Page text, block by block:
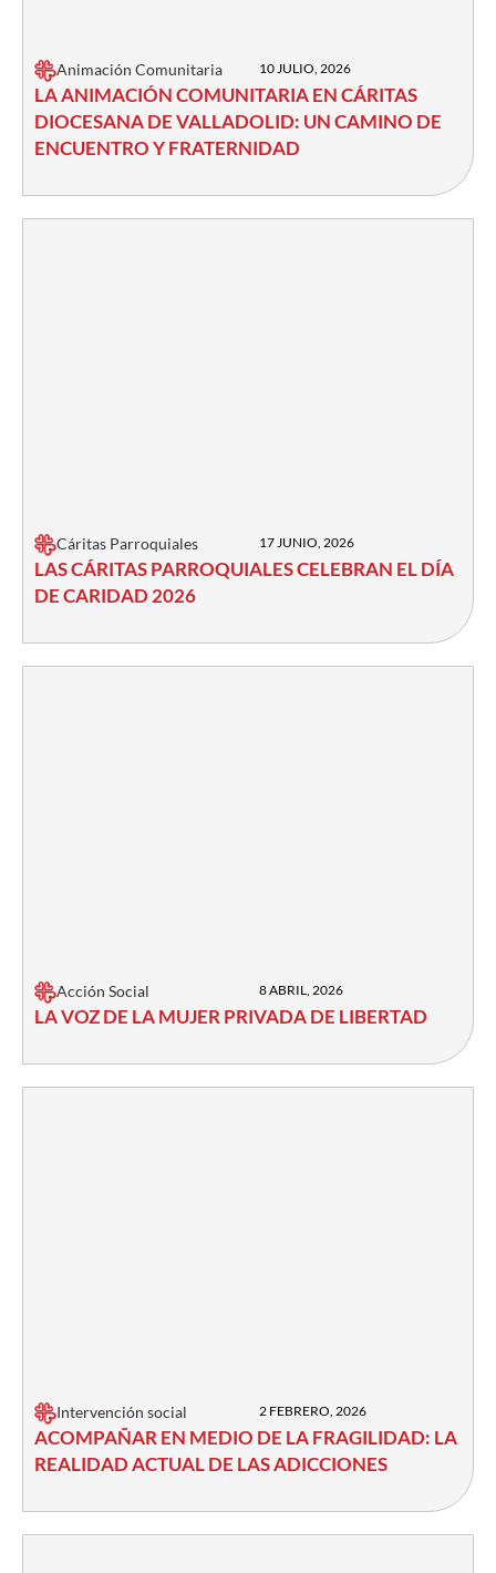
Animación Comunitaria 10 JULIO, 2026
LA ANIMACIÓN COMUNITARIA EN CÁRITAS
DIOCESANA DE VALLADOLID: UN CAMINO DE
ENCUENTRO Y FRATERNIDAD
Cáritas Parroquiales 17 JUNIO, 2026
LAS CÁRITAS PARROQUIALES CELEBRAN EL DÍA
DE CARIDAD 2026
Acción Social 8 ABRIL, 2026
LA VOZ DE LA MUJER PRIVADA DE LIBERTAD
Intervención social 2 FEBRERO, 2026
ACOMPAÑAR EN MEDIO DE LA FRAGILIDAD: LA
REALIDAD ACTUAL DE LAS ADICCIONES